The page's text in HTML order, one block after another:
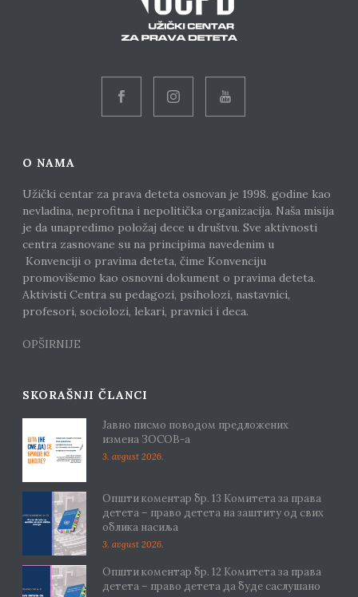
O NAMA
Užički centar za prava deteta osnovan je 1998. godine kao
nevladina, neprofitna i nepolitička organizacija. Naša misija
je da unapredimo položaj dece u društvu. Sve aktivnosti
centra zasnovane su na principima navedenim u
Konvenciji o pravima deteta, čime Konvenciju
promovišemo kao osnovni dokument o pravima deteta.
Aktivisti Centra su pedagozi, psiholozi, nastavnici,
profesori, sociolozi, lekari, pravnici i deca.
OPŠIRNIJE
SKORAŠNJI ČLANCI
Јавно писмо поводом предложених
измена ЗОСОВ-а
3. avgust 2026.
Општи коментар бр. 13 Комитета за права
детета – право детета на заштиту од свих
облика насиља
3. avgust 2026.
Општи коментар бр. 12 Комитета за права
детета – право детета да буде саслушано